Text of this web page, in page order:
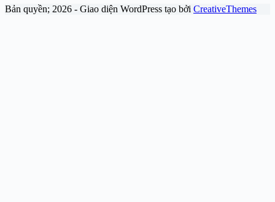
Bản quyền; 2026 - Giao diện WordPress tạo bởi CreativeThemes